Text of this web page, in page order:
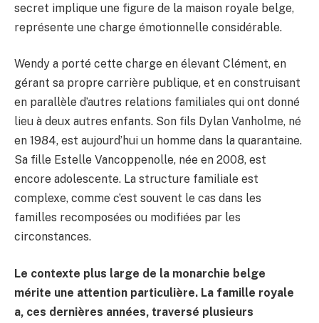
secret implique une figure de la maison royale belge,
représente une charge émotionnelle considérable.
Wendy a porté cette charge en élevant Clément, en
gérant sa propre carrière publique, et en construisant
en parallèle d’autres relations familiales qui ont donné
lieu à deux autres enfants. Son fils Dylan Vanholme, né
en 1984, est aujourd’hui un homme dans la quarantaine.
Sa fille Estelle Vancoppenolle, née en 2008, est
encore adolescente. La structure familiale est
complexe, comme c’est souvent le cas dans les
familles recomposées ou modifiées par les
circonstances.
Le contexte plus large de la monarchie belge
mérite une attention particulière. La famille royale
a, ces dernières années, traversé plusieurs